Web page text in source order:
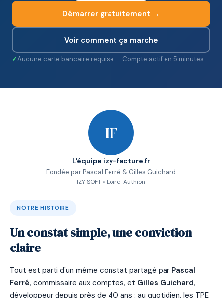
Démarrer gratuitement →
Voir comment ça marche
Aucune carte bancaire requise — Compte actif en 5 minutes
NOTRE HISTOIRE
Un constat simple, une conviction
claire
Tout est parti d'un même constat partagé par Pascal
Ferré, commissaire aux comptes, et Gilles Guichard,
développeur depuis près de 40 ans : au quotidien, les TPE
IF
L'équipe izy-facture.fr
Fondée par Pascal Ferré & Gilles Guichard
IZY SOFT • Loire-Authion